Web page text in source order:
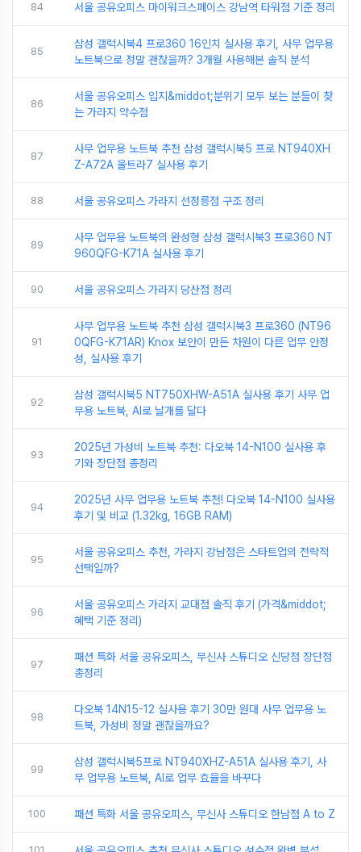
84 서울 공유오피스 마이워크스페이스 강남역 타워점 기준 정리
85
삼성 갤럭시북4 프로360 16인치 실사용 후기, 사무 업무용
노트북으로 정말 괜찮을까? 3개월 사용해본 솔직 분석
86
서울 공유오피스 입지&middot;분위기 모두 보는 분들이 찾
는 가라지 약수점
87
사무 업무용 노트북 추천 삼성 갤럭시북5 프로 NT940XH
Z-A72A 울트라7 실사용 후기
88 서울 공유오피스 가라지 선정릉점 구조 정리
89
사무 업무용 노트북의 완성형 삼성 갤럭시북3 프로360 NT
960QFG-K71A 실사용 후기
90 서울 공유오피스 가라지 당산점 정리
91
사무 업무용 노트북 추천 삼성 갤럭시북3 프로360 (NT96
0QFG-K71AR) Knox 보안이 만든 차원이 다른 업무 안정
성, 실사용 후기
92
삼성 갤럭시북5 NT750XHW-A51A 실사용 후기 사무 업
무용 노트북, AI로 날개를 달다
93
2025년 가성비 노트북 추천: 다오북 14-N100 실사용 후
기와 장단점 총정리
94
2025년 사무 업무용 노트북 추천! 다오북 14-N100 실사용
후기 및 비교 (1.32kg, 16GB RAM)
95
서울 공유오피스 추천, 가라지 강남점은 스타트업의 전략적
선택일까?
96
서울 공유오피스 가라지 교대점 솔직 후기 (가격&middot;
혜택 기준 정리)
97
패션 특화 서울 공유오피스, 무신사 스튜디오 신당점 장단점
총정리
98
다오북 14N15-12 실사용 후기 30만 원대 사무 업무용 노
트북, 가성비 정말 괜찮을까요?
99
삼성 갤럭시북5프로 NT940XHZ-A51A 실사용 후기, 사
무 업무용 노트북, AI로 업무 효율을 바꾸다
100 패션 특화 서울 공유오피스, 무신사 스튜디오 한남점 A to Z